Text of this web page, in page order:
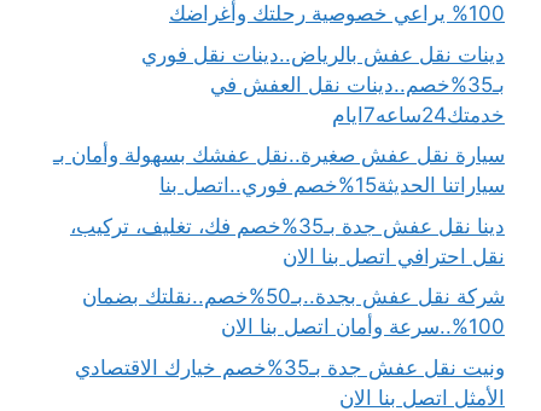
100% يراعي خصوصية رحلتك وأغراضك
دينات نقل عفش بالرياض..دينات نقل فوري
بـ35%خصم..دينات نقل العفش في
خدمتك24ساعه7ايام
سيارة نقل عفش صغيرة..نقل عفشك بسهولة وأمان بـ
سياراتنا الحديثة15%خصم فوري..اتصل بنا
دينا نقل عفش جدة بـ35%خصم فك، تغليف، تركيب،
نقل احترافي اتصل بنا الان
شركة نقل عفش بجدة..بـ50%خصم..نقلتك بضمان
100%..سرعة وأمان اتصل بنا الان
ونيت نقل عفش جدة بـ35%خصم خيارك الاقتصادي
الأمثل اتصل بنا الان